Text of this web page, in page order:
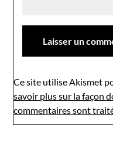
Ce site utilise Akismet
savoir plus sur la façon
commentaires sont